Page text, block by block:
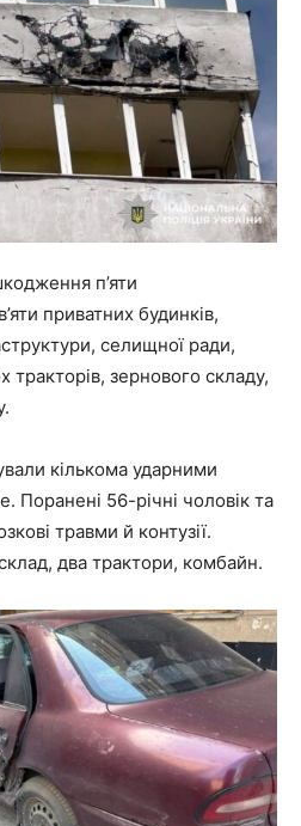
п’яти
приватних будинків,
селищної ради,
тракторів, зернового складу,
кількома ударними
Поранені 56-річні чоловік та
травми й контузії.
два трактори, комбайн.